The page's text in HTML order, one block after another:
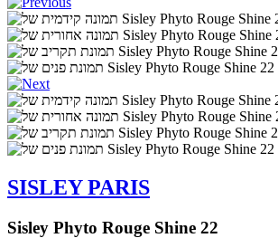
SISLEY PARIS
Sisley Phyto Rouge Shine 22